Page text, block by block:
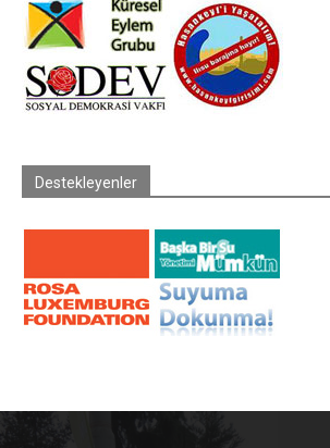
Destekleyenler